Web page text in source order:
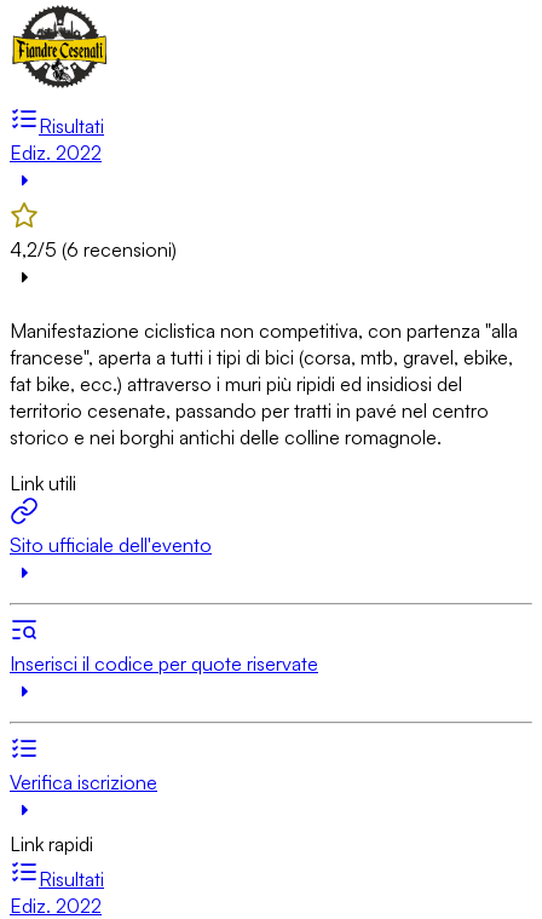
Risultati
Ediz. 2022
4,2/5 (6 recensioni)
Manifestazione ciclistica non competitiva, con partenza "alla
francese", aperta a tutti i tipi di bici (corsa, mtb, gravel, ebike,
fat bike, ecc.) attraverso i muri più ripidi ed insidiosi del
territorio cesenate, passando per tratti in pavé nel centro
storico e nei borghi antichi delle colline romagnole.
Link utili
Sito ufficiale dell'evento
Inserisci il codice per quote riservate
Verifica iscrizione
Link rapidi
Risultati
Ediz. 2022